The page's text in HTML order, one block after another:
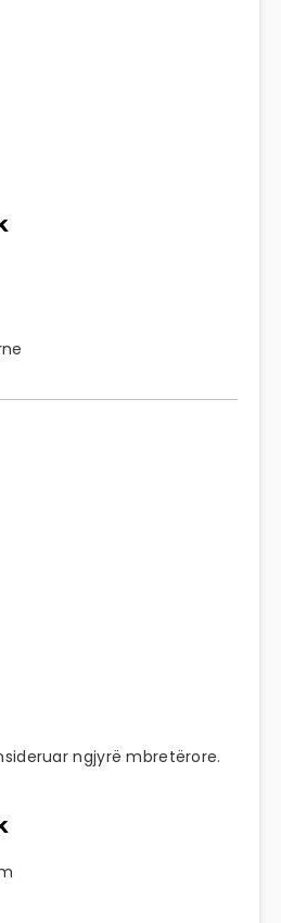
ngjyrë mbretërore.